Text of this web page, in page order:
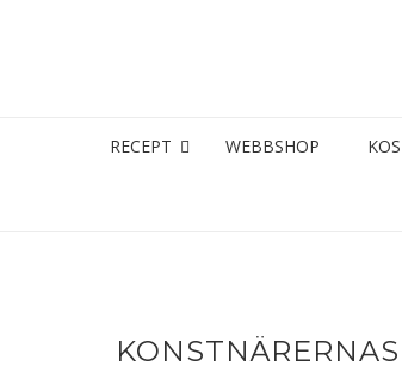
RECEPT WEBBSHOP